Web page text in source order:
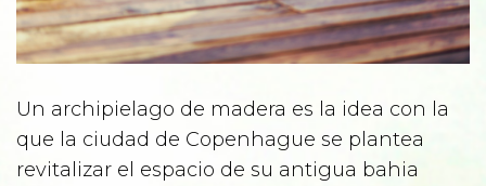
Un archipielago de madera es la idea con la
que la ciudad de Copenhague se plantea
revitalizar el espacio de su antigua bahia